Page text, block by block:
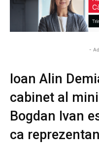
-
Ioan Alin
cabinet al
Bogdan Ivan
ca